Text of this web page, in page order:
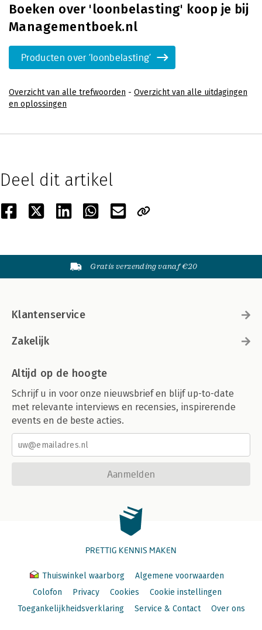
Boeken over 'loonbelasting' koop je bij
Managementboek.nl
Producten over 'loonbelasting'
Overzicht van alle trefwoorden - Overzicht van alle uitdagingen
en oplossingen
Deel dit artikel
Gratis verzending vanaf €20
Klantenservice
Zakelijk
Altijd op de hoogte
Schrijf u in voor onze nieuwsbrief en blijf up-to-date
met relevante interviews en recensies, inspirerende
events en de beste acties.
Aanmelden
PRETTIG KENNIS MAKEN
Thuiswinkel waarborg
Algemene voorwaarden
Colofon
Privacy Cookies
Cookie instellingen
Toegankelijkheidsverklaring
Service & Contact Over ons